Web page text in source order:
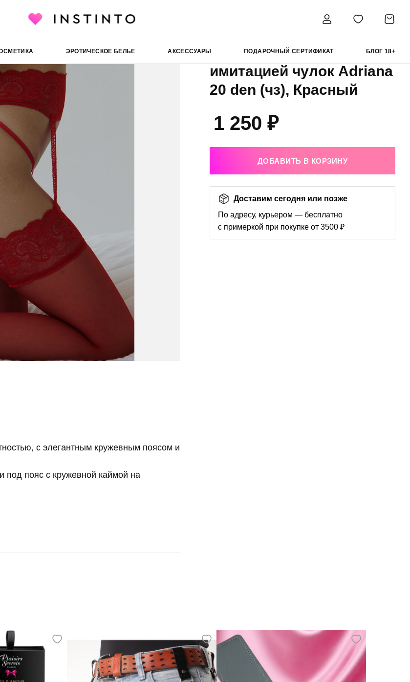
ЭРОТИЧЕСКОЕ БЕЛЬЕ АКСЕССУАРЫ ПОДАРОЧНЫЙ СЕРТИФИКАТ БЛОГ 18+
и чулки Стрип-колготки Minimi колготки с имитацией чулок Adriana 20 den (чз), Красный
Minimi колготки с
имитацией чулок Adriana
20 den (чз), Красный
1 250 ₽
ДОБАВИТЬ В КОРЗИНУ
Доставим сегодня или позже
По адресу, курьером — бесплатно
с примеркой при покупке от 3500 ₽
с элегантным кружевным поясом и
под пояс с кружевной каймой на